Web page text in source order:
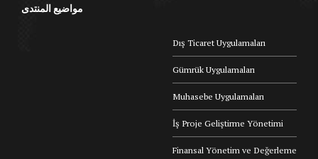
مواضيع المنتدى
Dış Ticaret Uygulamaları
Gümrük Uygulamaları
Muhasebe Uygulamaları
İş Proje Geliştirme Yönetimi
Finansal Yönetim ve Değerleme